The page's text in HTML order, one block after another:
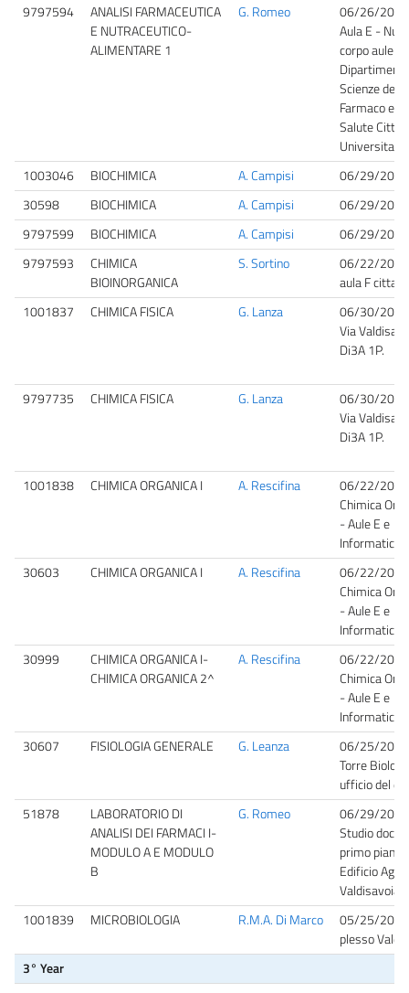
9797594
ANALISI FARMACEUTICA
E NUTRACEUTICO-
ALIMENTARE 1
G. Romeo
06/26/
Aula E -
corpo aule
Scienze del
Farmaco e
Salute
Universitaria
1003046
BIOCHIMICA A. Campisi
06/29/
30598
BIOCHIMICA A. Campisi
06/29/
9797599
BIOCHIMICA A. Campisi
06/29/
9797593
CHIMICA
BIOINORGANICA
S. Sortino
06/22/
aula F
1001837
CHIMICA FISICA G. Lanza
06/30/
Via
Di3A 1P.
9797735 CHIMICA FISICA G. Lanza
06/30/
Via
Di3A 1P.
1001838 CHIMICA ORGANICA I A. Rescifina
06/22/
Chimica
- Aule E e
Informatica
30603
CHIMICA ORGANICA I A. Rescifina
06/22/
Chimica
- Aule E e
Informatica
30999
CHIMICA ORGANICA I-
CHIMICA ORGANICA 2^
A. Rescifina
06/22/
Chimica
- Aule E e
Informatica
30607
FISIOLOGIA GENERALE G. Leanza
06/25/
Torre
ufficio del
51878
LABORATORIO DI
ANALISI DEI FARMACI I-
MODULO A E MODULO
B
G. Romeo
06/29/
Studio
primo piano,
Edificio
Valdisavoia
1001839
MICROBIOLOGIA R.M.A. Di Marco
05/25/
plesso
3° Year